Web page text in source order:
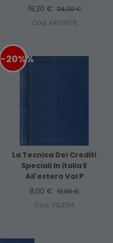
19,20 € 24,00 €
Cod. KAV0676
-20%%
La Tecnica Dei Crediti
Speciali In Italia E
All'estero Vol P
8,00 € 10,00 €
Cod. VIL3314